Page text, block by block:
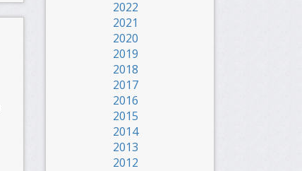
2022
2021
2020
2019
2018
2017
2016
2015
2014
2013
2012